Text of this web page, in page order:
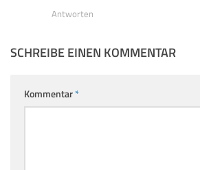
Antworten
SCHREIBE EINEN KOMMENTAR
Kommentar*